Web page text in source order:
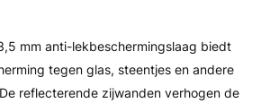
mm anti-lekbeschermingslaag biedt
tegen glas, steentjes en andere
reflecterende zijwanden verhogen de